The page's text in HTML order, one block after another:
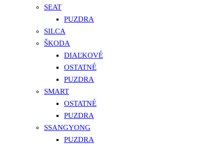
SEAT
PUZDRA
SILCA
ŠKODA
DIAĽKOVÉ
OSTATNÉ
PUZDRA
SMART
OSTATNÉ
PUZDRA
SSANGYONG
PUZDRA